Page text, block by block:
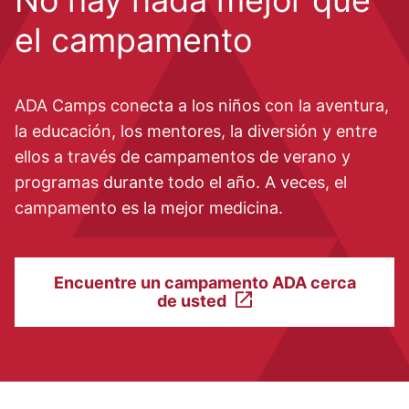
el campamento
ADA Camps conecta a los niños con la aventura,
la educación, los mentores, la diversión y entre
ellos a través de campamentos de verano y
programas durante todo el año. A veces, el
campamento es la mejor medicina.
Encuentre un campamento ADA cerca
de usted